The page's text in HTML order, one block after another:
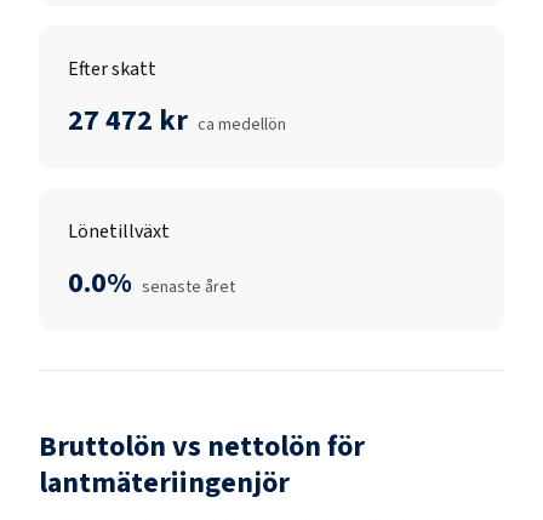
Efter skatt
27 472 kr ca medellön
Lönetillväxt
0.0% senaste året
Bruttolön vs nettolön för
lantmäteriingenjör